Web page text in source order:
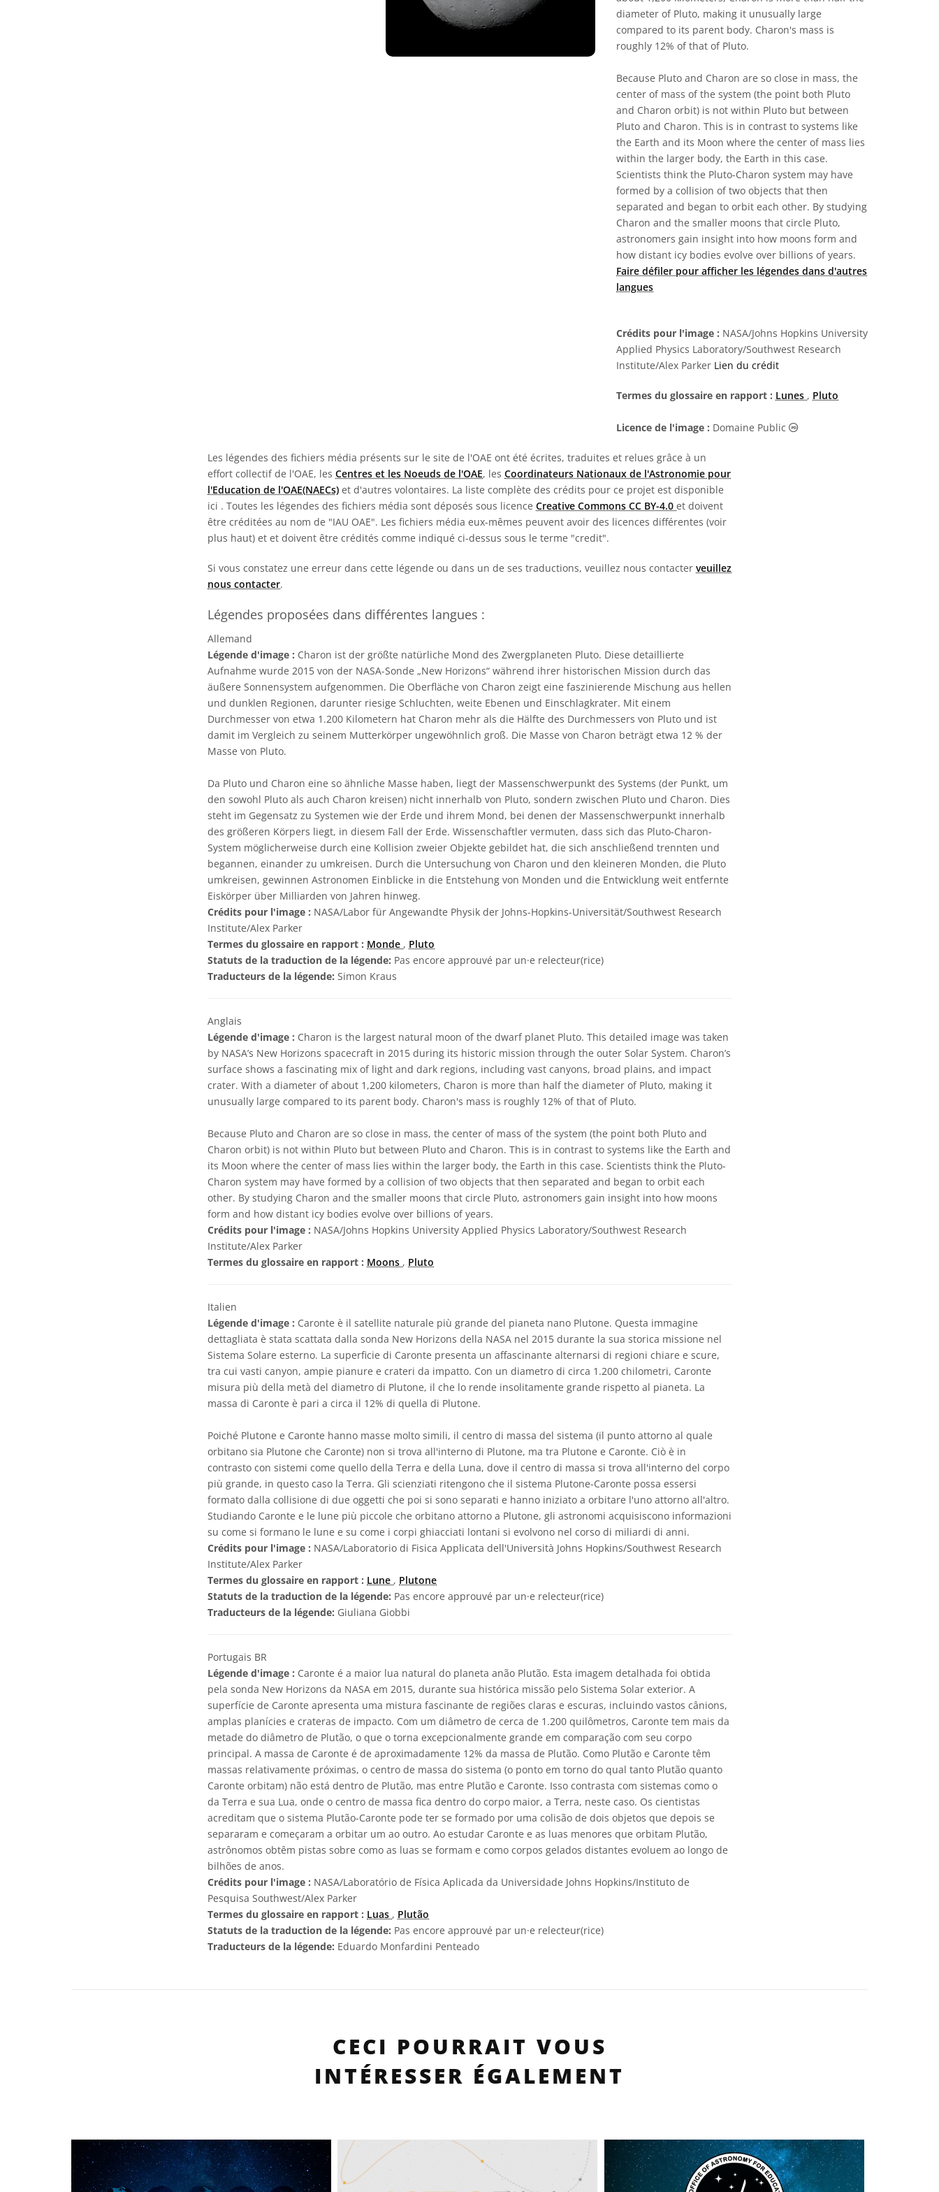
diameter of Pluto, making it unusually large
compared to its parent body. Charon's mass is
roughly 12% of that of Pluto.
Because Pluto and Charon are so close in mass, the
center of mass of the system (the point both Pluto
and Charon orbit) is not within Pluto but between
Pluto and Charon. This is in contrast to systems like
the Earth and its Moon where the center of mass lies
within the larger body, the Earth in this case.
Scientists think the Pluto-Charon system may have
formed by a collision of two objects that then
separated and began to orbit each other. By studying
Charon and the smaller moons that circle Pluto,
astronomers gain insight into how moons form and
how distant icy bodies evolve over billions of years.
Faire défiler pour afficher les légendes dans d'autres
langues
Crédits pour l'image : NASA/Johns Hopkins University
Applied Physics Laboratory/Southwest Research
Institute/Alex Parker Lien du crédit
Termes du glossaire en rapport : Lunes , Pluto
Licence de l'image : Domaine Public Domaine Public Icônes
Les légendes des fichiers média présents sur le site de l'OAE ont été écrites, traduites et relues grâce à un
effort collectif de l'OAE, les Centres et les Noeuds de l'OAE, les Coordinateurs Nationaux de l'Astronomie pour
l'Education de l'OAE(NAECs) et d'autres volontaires. La liste complète des crédits pour ce projet est disponible
ici . Toutes les légendes des fichiers média sont déposés sous licence Creative Commons CC BY-4.0 et doivent
être créditées au nom de "IAU OAE". Les fichiers média eux-mêmes peuvent avoir des licences différentes (voir
plus haut) et et doivent être crédités comme indiqué ci-dessus sous le terme "credit".
Si vous constatez une erreur dans cette légende ou dans un de ses traductions, veuillez nous contacter veuillez
nous contacter.
Légendes proposées dans différentes langues :
Allemand
Légende d'image : Charon ist der größte natürliche Mond des Zwergplaneten Pluto. Diese detaillierte
Aufnahme wurde 2015 von der NASA-Sonde „New Horizons“ während ihrer historischen Mission durch das
äußere Sonnensystem aufgenommen. Die Oberfläche von Charon zeigt eine faszinierende Mischung aus hellen
und dunklen Regionen, darunter riesige Schluchten, weite Ebenen und Einschlagkrater. Mit einem
Durchmesser von etwa 1.200 Kilometern hat Charon mehr als die Hälfte des Durchmessers von Pluto und ist
damit im Vergleich zu seinem Mutterkörper ungewöhnlich groß. Die Masse von Charon beträgt etwa 12 % der
Masse von Pluto.
Da Pluto und Charon eine so ähnliche Masse haben, liegt der Massenschwerpunkt des Systems (der Punkt, um
den sowohl Pluto als auch Charon kreisen) nicht innerhalb von Pluto, sondern zwischen Pluto und Charon. Dies
steht im Gegensatz zu Systemen wie der Erde und ihrem Mond, bei denen der Massenschwerpunkt innerhalb
des größeren Körpers liegt, in diesem Fall der Erde. Wissenschaftler vermuten, dass sich das Pluto-Charon-
System möglicherweise durch eine Kollision zweier Objekte gebildet hat, die sich anschließend trennten und
begannen, einander zu umkreisen. Durch die Untersuchung von Charon und den kleineren Monden, die Pluto
umkreisen, gewinnen Astronomen Einblicke in die Entstehung von Monden und die Entwicklung weit entfernte
Eiskörper über Milliarden von Jahren hinweg.
Crédits pour l'image : NASA/Labor für Angewandte Physik der Johns-Hopkins-Universität/Southwest Research
Institute/Alex Parker
Termes du glossaire en rapport : Monde , Pluto
Statuts de la traduction de la légende: Pas encore approuvé par un·e relecteur(rice)
Traducteurs de la légende: Simon Kraus
Anglais
Légende d'image : Charon is the largest natural moon of the dwarf planet Pluto. This detailed image was taken
by NASA’s New Horizons spacecraft in 2015 during its historic mission through the outer Solar System. Charon’s
surface shows a fascinating mix of light and dark regions, including vast canyons, broad plains, and impact
crater. With a diameter of about 1,200 kilometers, Charon is more than half the diameter of Pluto, making it
unusually large compared to its parent body. Charon's mass is roughly 12% of that of Pluto.
Because Pluto and Charon are so close in mass, the center of mass of the system (the point both Pluto and
Charon orbit) is not within Pluto but between Pluto and Charon. This is in contrast to systems like the Earth and
its Moon where the center of mass lies within the larger body, the Earth in this case. Scientists think the Pluto-
Charon system may have formed by a collision of two objects that then separated and began to orbit each
other. By studying Charon and the smaller moons that circle Pluto, astronomers gain insight into how moons
form and how distant icy bodies evolve over billions of years.
Crédits pour l'image : NASA/Johns Hopkins University Applied Physics Laboratory/Southwest Research
Institute/Alex Parker
Termes du glossaire en rapport : Moons , Pluto
Italien
Légende d'image : Caronte è il satellite naturale più grande del pianeta nano Plutone. Questa immagine
dettagliata è stata scattata dalla sonda New Horizons della NASA nel 2015 durante la sua storica missione nel
Sistema Solare esterno. La superficie di Caronte presenta un affascinante alternarsi di regioni chiare e scure,
tra cui vasti canyon, ampie pianure e crateri da impatto. Con un diametro di circa 1.200 chilometri, Caronte
misura più della metà del diametro di Plutone, il che lo rende insolitamente grande rispetto al pianeta. La
massa di Caronte è pari a circa il 12% di quella di Plutone.
Poiché Plutone e Caronte hanno masse molto simili, il centro di massa del sistema (il punto attorno al quale
orbitano sia Plutone che Caronte) non si trova all'interno di Plutone, ma tra Plutone e Caronte. Ciò è in
contrasto con sistemi come quello della Terra e della Luna, dove il centro di massa si trova all'interno del corpo
più grande, in questo caso la Terra. Gli scienziati ritengono che il sistema Plutone-Caronte possa essersi
formato dalla collisione di due oggetti che poi si sono separati e hanno iniziato a orbitare l'uno attorno all'altro.
Studiando Caronte e le lune più piccole che orbitano attorno a Plutone, gli astronomi acquisiscono informazioni
su come si formano le lune e su come i corpi ghiacciati lontani si evolvono nel corso di miliardi di anni.
Crédits pour l'image : NASA/Laboratorio di Fisica Applicata dell'Università Johns Hopkins/Southwest Research
Institute/Alex Parker
Termes du glossaire en rapport : Lune , Plutone
Statuts de la traduction de la légende: Pas encore approuvé par un·e relecteur(rice)
Traducteurs de la légende: Giuliana Giobbi
Portugais BR
Légende d'image : Caronte é a maior lua natural do planeta anão Plutão. Esta imagem detalhada foi obtida
pela sonda New Horizons da NASA em 2015, durante sua histórica missão pelo Sistema Solar exterior. A
superfície de Caronte apresenta uma mistura fascinante de regiões claras e escuras, incluindo vastos cânions,
amplas planícies e crateras de impacto. Com um diâmetro de cerca de 1.200 quilômetros, Caronte tem mais da
metade do diâmetro de Plutão, o que o torna excepcionalmente grande em comparação com seu corpo
principal. A massa de Caronte é de aproximadamente 12% da massa de Plutão. Como Plutão e Caronte têm
massas relativamente próximas, o centro de massa do sistema (o ponto em torno do qual tanto Plutão quanto
Caronte orbitam) não está dentro de Plutão, mas entre Plutão e Caronte. Isso contrasta com sistemas como o
da Terra e sua Lua, onde o centro de massa fica dentro do corpo maior, a Terra, neste caso. Os cientistas
acreditam que o sistema Plutão-Caronte pode ter se formado por uma colisão de dois objetos que depois se
separaram e começaram a orbitar um ao outro. Ao estudar Caronte e as luas menores que orbitam Plutão,
astrônomos obtêm pistas sobre como as luas se formam e como corpos gelados distantes evoluem ao longo de
bilhões de anos.
Crédits pour l'image : NASA/Laboratório de Física Aplicada da Universidade Johns Hopkins/Instituto de
Pesquisa Southwest/Alex Parker
Termes du glossaire en rapport : Luas , Plutão
Statuts de la traduction de la légende: Pas encore approuvé par un·e relecteur(rice)
Traducteurs de la légende: Eduardo Monfardini Penteado
CECI POURRAIT VOUS
INTÉRESSER ÉGALEMENT